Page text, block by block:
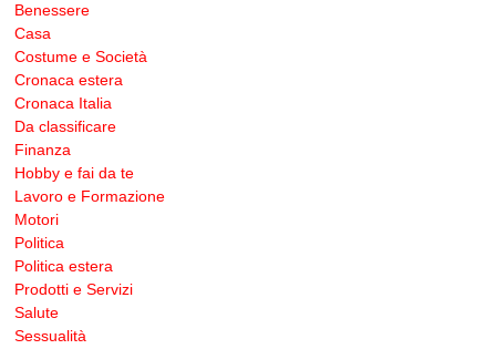
Benessere
Casa
Costume e Società
Cronaca estera
Cronaca Italia
Da classificare
Finanza
Hobby e fai da te
Lavoro e Formazione
Motori
Politica
Politica estera
Prodotti e Servizi
Salute
Sessualità